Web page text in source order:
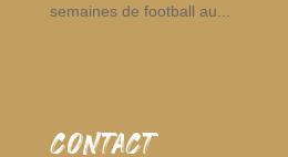
semaines de football au...